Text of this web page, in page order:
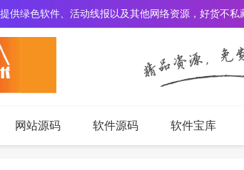
供绿色软件、活动线报以及其他网络资源，好货不私
网站源码 软件源码 软件宝库